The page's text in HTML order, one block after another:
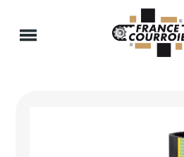
Panneau de gestion des cookies